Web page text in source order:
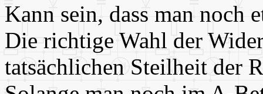
Kann sein, dass man noch
Die richtige Wahl der
tatsächlichen Steilheit der